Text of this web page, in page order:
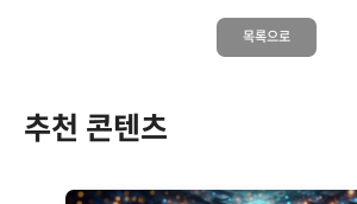
목록으로
추천 콘텐츠